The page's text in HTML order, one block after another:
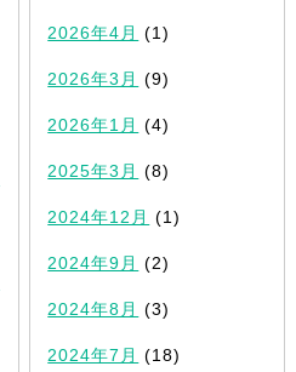
2026年4月 (1)
2026年3月 (9)
2026年1月 (4)
2025年3月 (8)
2024年12月 (1)
2024年9月 (2)
2024年8月 (3)
2024年7月 (18)